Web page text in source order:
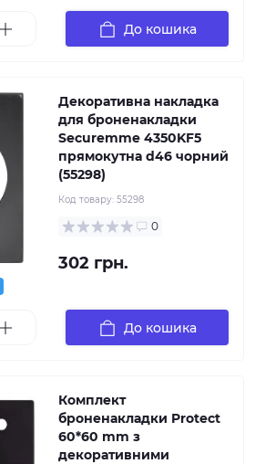
До кошика
Декоративна накладка
для броненакладки
Securemme 4350KF5
прямокутна d46 чорний
(55298)
Код товару: 55298
0
302 грн.
До кошика
Комплект
броненакладки Protect
60*60 mm з
декоративними